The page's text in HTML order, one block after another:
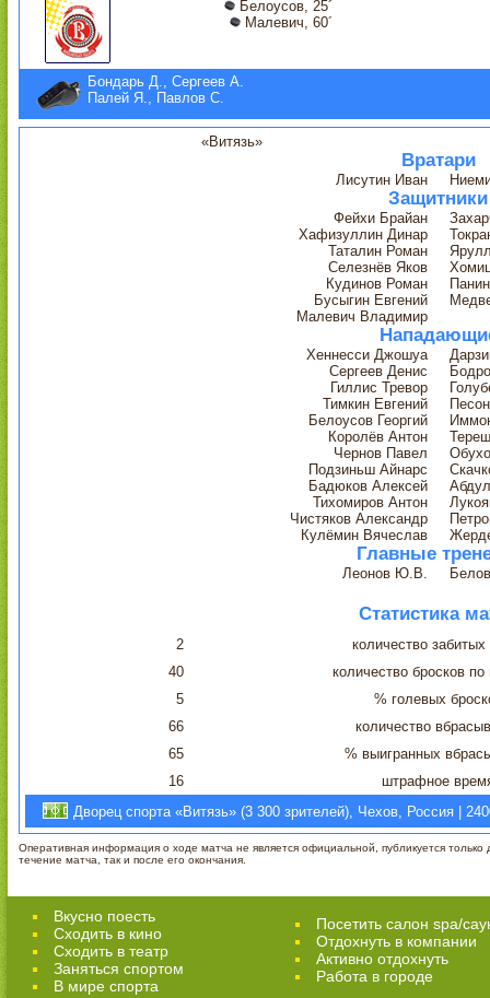
Белоусов, 25´
Малевич, 60´
Бондарь Д., Сергеев А.
Палей Я., Павлов С.
«Витязь»
Вратари
Лисутин Иван
Защитники
Фейхи Брайан
Хафизуллин Динар
Таталин Роман
Селезнёв Яков
Кудинов Роман
Бусыгин Евгений
Малевич Владимир
Хеннесси Джошуа
Сергеев Денис
Гиллис Тревор
Тимкин Евгений
Белоусов Георгий
Королёв Антон
Чернов Павел
Подзиньш Айнарс
Бадюков Алексей
Тихомиров Антон
Чистяков Александр
Кулёмин Вячеслав
Главные
Леонов Ю.В.
Статистика
2
количество
40
количество бросков по
5
% голевых
66
количество
65
% выигранных
16
штрафное
Дворец спорта «Витязь» (3 300 зрителей), Чехов, Россия |
Оперативная информация о ходе матча не является официальной, публикуется только
течение матча, так и после его окончания.
Вкусно поесть
Сходить в кино
Cходить в театр
Заняться спортом
В мире спорта
Посетить салон spa/
Отдохнуть в компании
Активно отдохнуть
Работа в городе